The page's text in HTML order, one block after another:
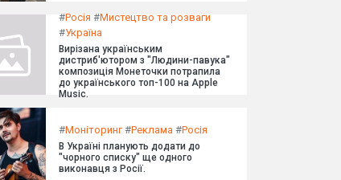
#Росія #Мистецтво та розваги
#Україна
Вирізана українським
дистриб'ютором з "Людини-павука"
композиція Монеточки потрапила
до українського топ-100 на Apple
Music.
#Моніторинг#Реклама #Росія
В Україні планують додати до
"чорного списку" ще одного
виконавця з Росії.